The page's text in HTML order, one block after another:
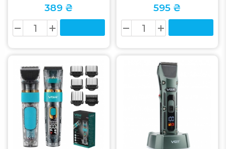
389 ₴ 595 ₴